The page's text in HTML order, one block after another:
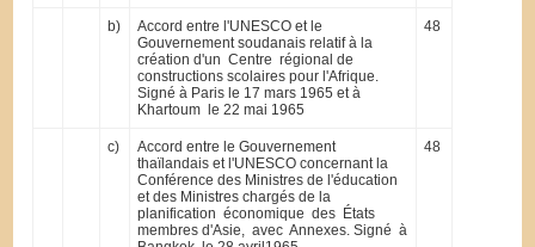
b)
Accord entre l'UNESCO et le
Gouvernement soudanais relatif à la
création d'un Centre régional de
constructions scolaires pour l'Afrique.
Signé à Paris le 17 mars 1965 et à
Khartoum le 22 mai 1965
48
c)
Accord entre le Gouvernement
thaïlandais et l'UNESCO concernant la
Conférence des Ministres de l'éducation
et des Ministres chargés de la
planification économique des États
membres d'Asie, avec Annexes. Signé à
48